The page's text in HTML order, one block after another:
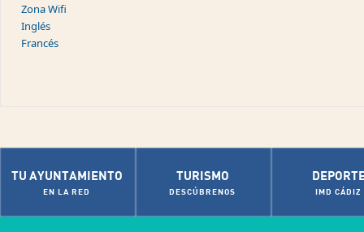
Zona Wifi
Inglés
Francés
TU AYUNTAMIENTO
EN LA RED
TURISMO
DESCÚBRENOS IMD CÁDIZ